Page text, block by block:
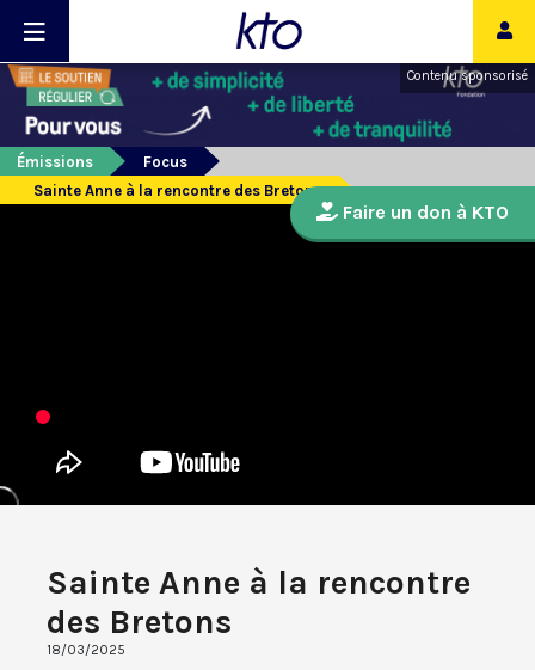
Contenu sponsorisé
Émissions
Focus
Sainte Anne à la rencontre des Bretons
Sainte Anne à la rencontre
des Bretons
18/03/2025
Faire un don à KTO